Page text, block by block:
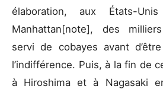
élaboration, aux États-
Manhattan[note], des
servi de cobayes avant
l’indifférence. Puis, à la fin de
à Hiroshima et à Nagasaki